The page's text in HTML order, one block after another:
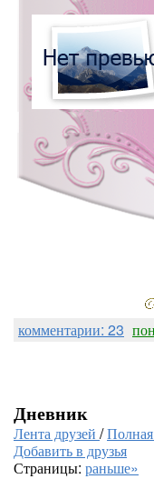
комментарии: 23
Дневник
Лента друзей /
Добавить в друзья
Страницы: раньше»